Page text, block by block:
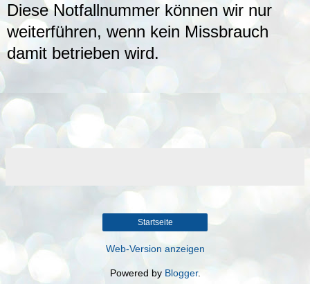
Diese Notfallnummer können wir nur
weiterführen, wenn kein Missbrauch
damit betrieben wird.
Startseite
Web-Version anzeigen
Powered by Blogger.